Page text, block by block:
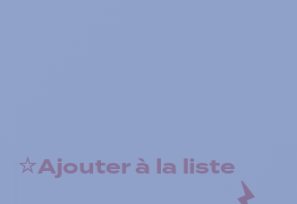
Ajouter à la liste